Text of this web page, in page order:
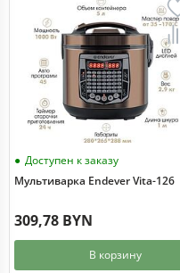
Доступен к заказу
Мультиварка Endever Vita-126
309,78 BYN
В корзину